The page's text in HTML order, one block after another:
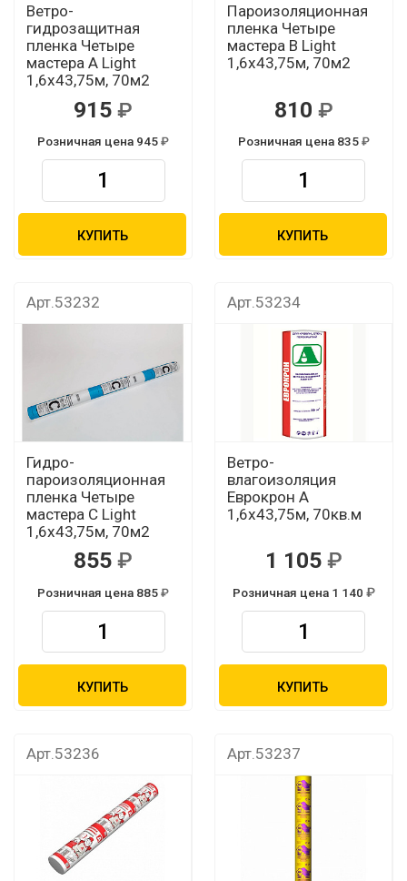
Ветро-
гидрозащитная
пленка Четыре
мастера А Light
1,6х43,75м, 70м2
915
Розничная цена 945
КУПИТЬ
Пароизоляционная
пленка Четыре
мастера В Light
1,6х43,75м, 70м2
810
Розничная цена 835
КУПИТЬ
Арт.53232
Гидро-
пароизоляционная
пленка Четыре
мастера C Light
1,6х43,75м, 70м2
855
Розничная цена 885
КУПИТЬ
Арт.53234
Ветро-
влагоизоляция
Еврокрон А
1,6х43,75м, 70кв.м
1 105
Розничная цена 1 140
КУПИТЬ
Арт.53236 Арт.53237